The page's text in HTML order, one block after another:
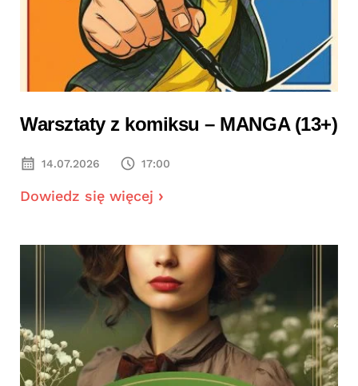
Warsztaty z komiksu – MANGA (13+)
14.07.2026 17:00
Dowiedz się więcej